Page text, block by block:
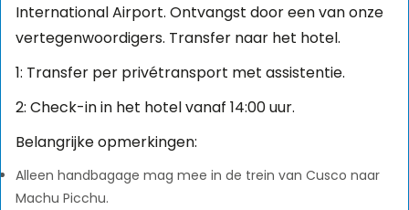
International Airport. Ontvangst door een van onze
vertegenwoordigers. Transfer naar het hotel.
1: Transfer per privétransport met assistentie.
2: Check-in in het hotel vanaf 14:00 uur.
Belangrijke opmerkingen:
Alleen handbagage mag mee in de trein van Cusco naar
Machu Picchu.